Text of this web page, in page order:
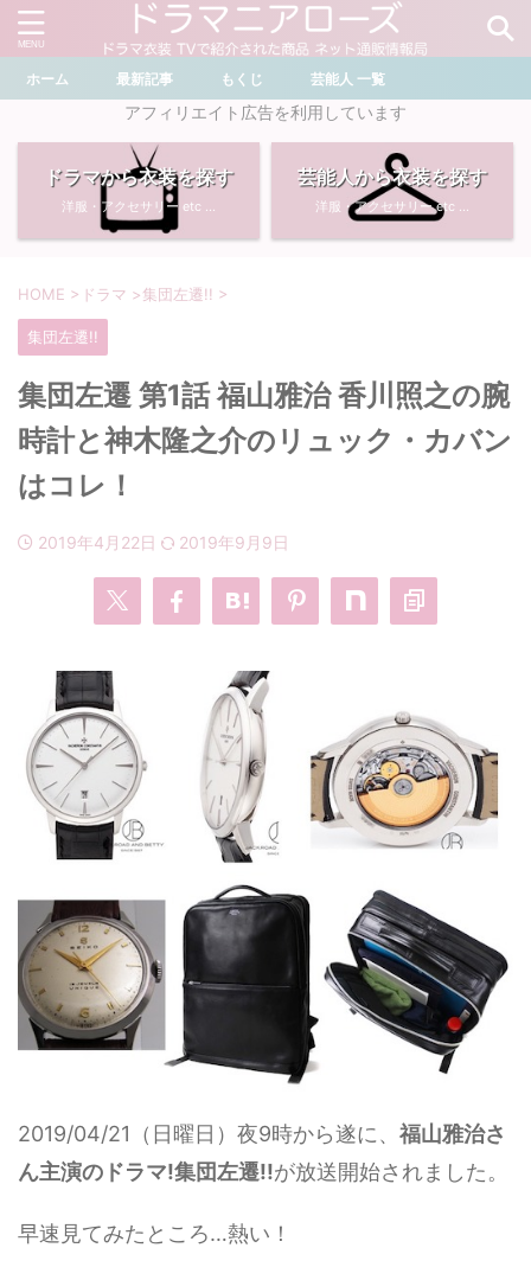
＼ ドラマ・芸能人を検索 ／
おすすめ検索ワード
川口春奈
・石原さとみ
・菜々緒
・堀田真由
・ 多部未華子
広瀬すず
あのクズ
・若草物語
・わたしの宝物
・
・ワンピース
ホーム 最新記事 もくじ 芸能人 一覧
アフィリエイト広告を利用しています
ドラマから衣装を探す
洋服・アクセサリー etc ...
芸能人から衣装を探す
洋服・アクセサリー etc ...
HOME > ドラマ >集団左遷!! >
集団左遷!!
集団左遷 第1話 福山雅治 香川照之の腕
時計と神木隆之介のリュック・カバン
はコレ！
2019年4月22日 2019年9月9日
2019/04/21（日曜日）夜9時から遂に、 福山雅治さ
ん主演のドラマ!集団左遷!!が放送開始されました。
早速見てみたところ…熱い！